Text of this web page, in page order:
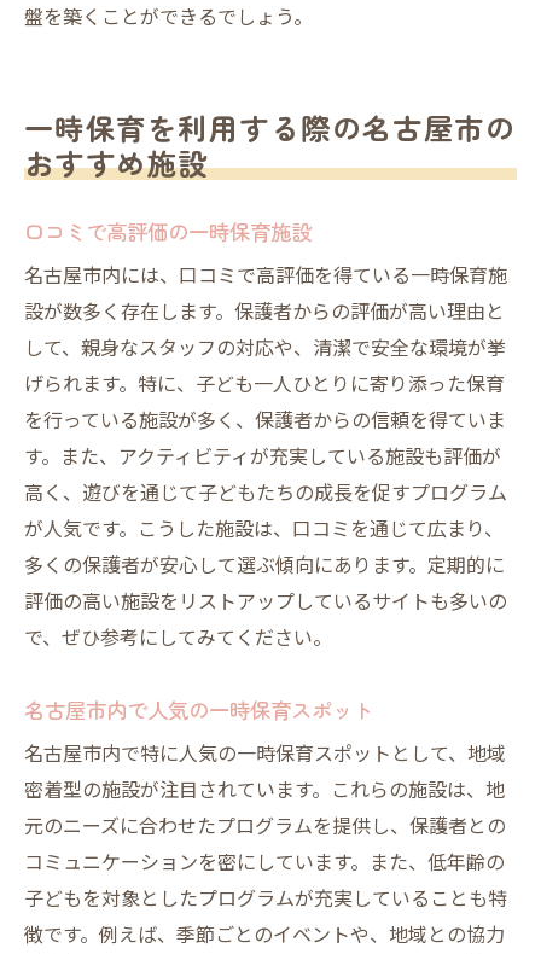
盤を築くことができるでしょう。
一時保育を利用する際の名古屋市の
おすすめ施設
口コミで高評価の一時保育施設
名古屋市内には、口コミで高評価を得ている一時保育施
設が数多く存在します。保護者からの評価が高い理由と
して、親身なスタッフの対応や、清潔で安全な環境が挙
げられます。特に、子ども一人ひとりに寄り添った保育
を行っている施設が多く、保護者からの信頼を得ていま
す。また、アクティビティが充実している施設も評価が
高く、遊びを通じて子どもたちの成長を促すプログラム
が人気です。こうした施設は、口コミを通じて広まり、
多くの保護者が安心して選ぶ傾向にあります。定期的に
評価の高い施設をリストアップしているサイトも多いの
で、ぜひ参考にしてみてください。
名古屋市内で人気の一時保育スポット
名古屋市内で特に人気の一時保育スポットとして、地域
密着型の施設が注目されています。これらの施設は、地
元のニーズに合わせたプログラムを提供し、保護者との
コミュニケーションを密にしています。また、低年齢の
子どもを対象としたプログラムが充実していることも特
徴です。例えば、季節ごとのイベントや、地域との協力